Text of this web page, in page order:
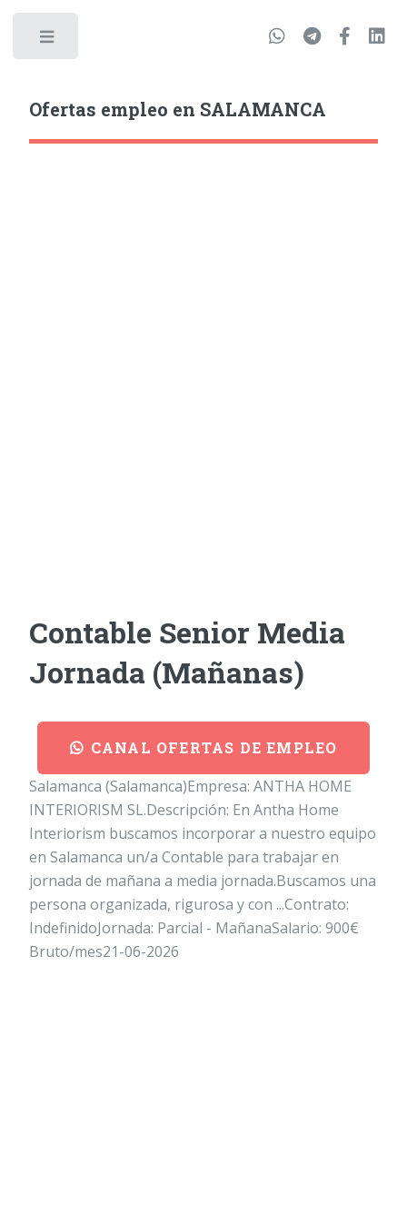
Ofertas empleo en SALAMANCA
Contable Senior Media
Jornada (Mañanas)
CANAL OFERTAS DE EMPLEO
Salamanca (Salamanca)Empresa: ANTHA HOME
INTERIORISM SL.Descripción: En Antha Home
Interiorism buscamos incorporar a nuestro equipo
en Salamanca un/a Contable para trabajar en
jornada de mañana a media jornada.Buscamos una
persona organizada, rigurosa y con ...Contrato:
IndefinidoJornada: Parcial - MañanaSalario: 900€
Bruto/mes21-06-2026